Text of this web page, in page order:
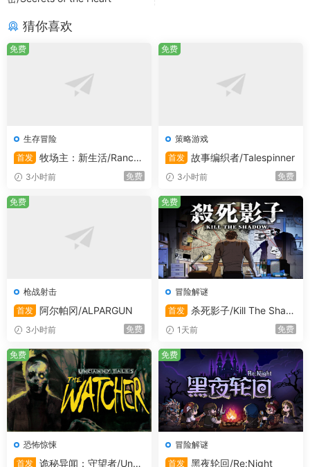
将不起眼的小店发展成全境顾客都争相前往的热闹之地。补
充货架、完成订单，在此期间你的商品种类会越来越丰富，
名声也越来越响亮，进而成为天空中最赚钱（且独此一家）
可爱的布林会在你身边协助，胃袋如无底洞的大嘴兽也将加
入，助你展开冒险。 天空虽狂野，但你无需独自面对。
探索野性未驯的世界
踏上冒险之旅，穿越多样的岛屿与不断变化的地下城，迎战
猜你喜欢
生存冒险
首发 牧场主：新生活/Ranche
r: A new life
3小时前 免费
免费
策略游戏
首发 故事编织者/Talespinner
3小时前 免费
免费
枪战射击
首发 阿尔帕冈/ALPARGUN
3小时前 免费
免费
冒险解谜
首发 杀死影子/Kill The Shad
ow 1天前 免费
免费
恐怖惊悚
首发 诡秘异闻：守望者/Unca
免费
冒险解谜
首发 黑夜轮回/Re:Night
免费